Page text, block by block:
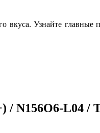
Узнайте главные
N156O6-L04 /